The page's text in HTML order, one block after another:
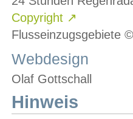
Copyright ↗
Flusseinzugsgebiete
Webdesign
Olaf Gottschall
Hinweis